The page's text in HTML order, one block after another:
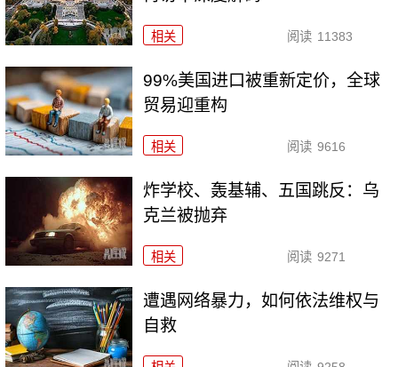
相关 阅读 11383
99%美国进口被重新定价，全球
贸易迎重构
相关 阅读 9616
炸学校、轰基辅、五国跳反：乌
克兰被抛弃
相关 阅读 9271
遭遇网络暴力，如何依法维权与
自救